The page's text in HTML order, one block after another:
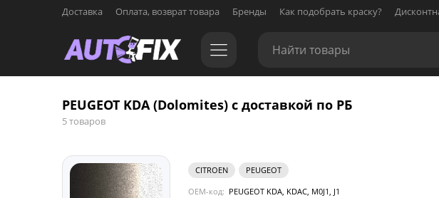
Доставка Оплата, возврат товара Бренды Как подобрать краску?
PEUGEOT KDA (Dolomites) с доставкой по РБ
5 товаров
CITROEN
PEUGEOT
OEM-код: PEUGEOT KDA, KDAC, M0J1, J1